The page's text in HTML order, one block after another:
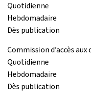
Quotidienne
Hebdomadaire
Dès publication
Commission d’accès
Quotidienne
Hebdomadaire
Dès publication